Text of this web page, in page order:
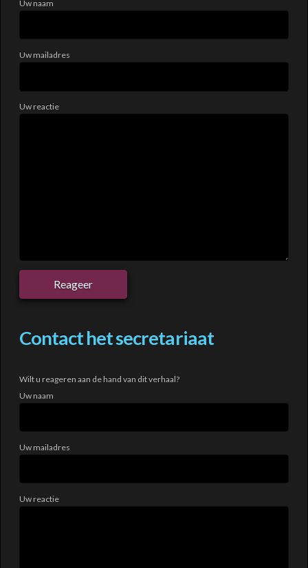
Uw naam
Uw mailadres
Uw reactie
Contact het secretariaat
Wilt u reageren aan de hand van dit verhaal?
Uw naam
Uw mailadres
Uw reactie